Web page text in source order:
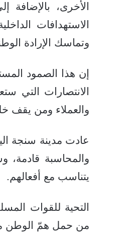
الأخرى،
الاستهدافات
وتماسك الإرادة
‏إن هذا الصمود
الانتصارات التي
والعملاء ومن يقف
‏عادت مدينة سنجة
والمحاسبة
يتناسب مع أفعالهم.
‏التحية للقوات
من حمل همّ الوطن